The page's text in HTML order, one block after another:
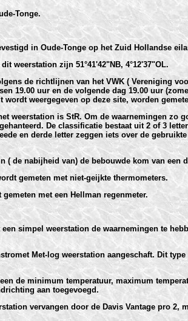
Tonge.
in Oude-Tonge op het Zuid Hollandse
weerstation zijn 51°41'42"NB, 4°12'37"OL.
de richtlijnen van het VWK ( Vereniging
19.00 uur en de volgende dag 19.00 uur
wordt weergegeven op deze site, worden
weerstation is StR. Om de waarnemingen zo
De classificatie bestaat uit 2 of 3
en derde letter zeggen iets over de
( de nabijheid van) de bebouwde kom van een
gemeten met niet-geijkte thermometers.
gemeten met een Hellman regenmeter.
een simpel weerstation de waarnemingen te
Met-log weerstation aangeschaft. Dit
de minimum temperatuur, maximum
aan toegevoegd.
vervangen door de Davis Vantage pro 2,